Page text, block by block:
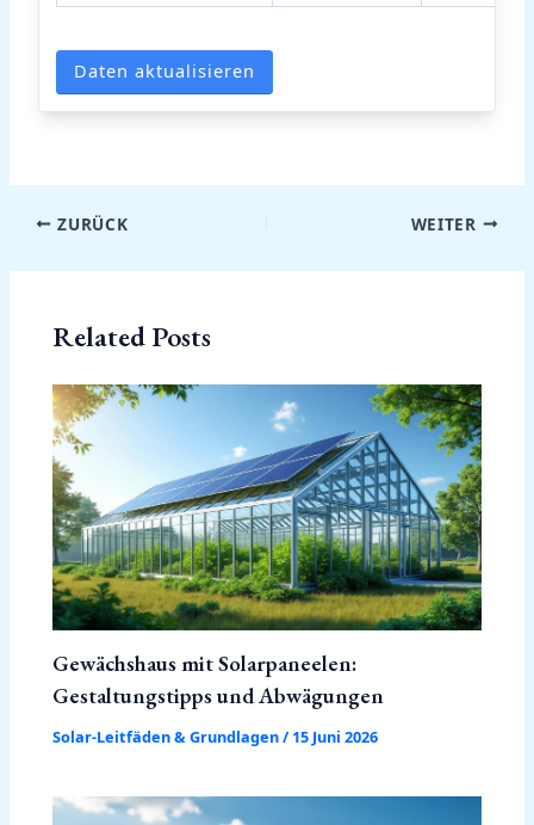
Daten aktualisieren
ZURÜCK WEITER
Related Posts
Gewächshaus mit Solarpaneelen:
Gestaltungstipps und Abwägungen
Solar-Leitfäden & Grundlagen/ 15 Juni 2026